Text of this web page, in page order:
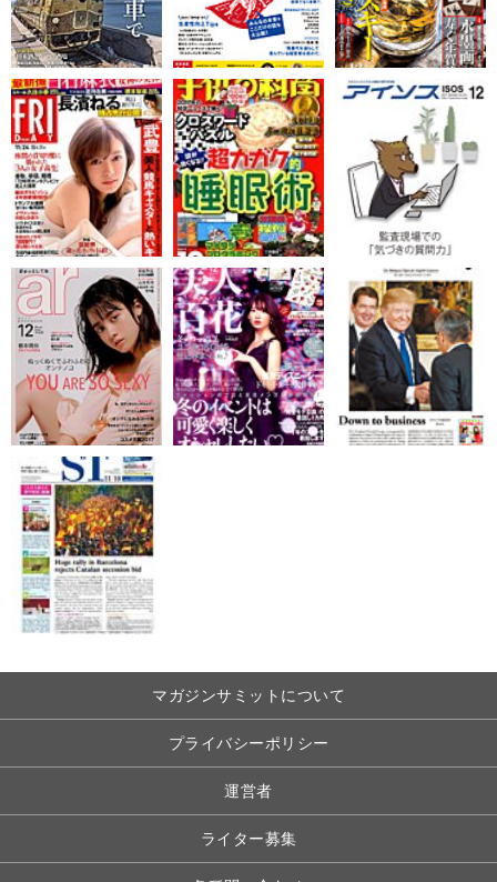
マガジンサミットについて
プライバシーポリシー
運営者
ライター募集